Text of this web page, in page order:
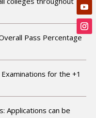
Pass Percentage
for the +1
Applications can be